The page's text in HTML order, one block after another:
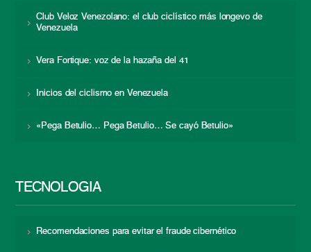
Club Veloz Venezolano: el club ciclístico más longevo de
Venezuela
Vera Fortique: voz de la hazaña del 41
Inicios del ciclismo en Venezuela
«Pega Betulio… Pega Betulio… Se cayó Betulio»
TECNOLOGÍA
Recomendaciones para evitar el fraude cibernético